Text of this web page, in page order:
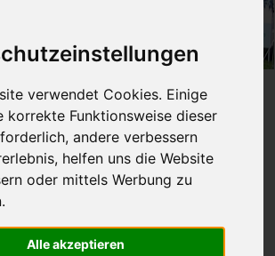
verwendet Cookies. Einige
korrekte Funktionsweise dieser
andere verbessern
helfen uns die Website
oder mittels Werbung zu
Alle akzeptieren
Sonntag, 9. August 2026
»Nachrichten